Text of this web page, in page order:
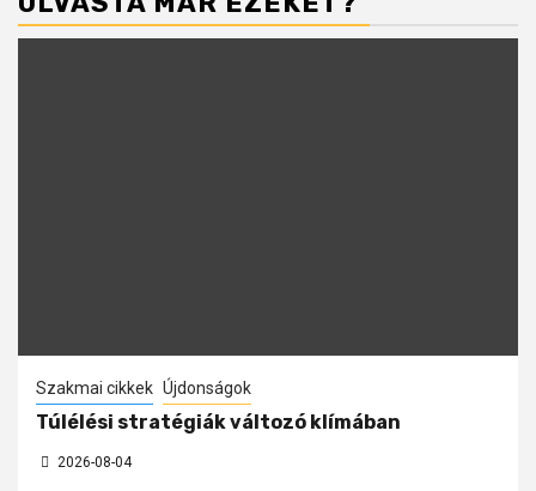
Szakmai cikkek Újdonságok
Túlélési stratégiák változó klímában
2026-08-04